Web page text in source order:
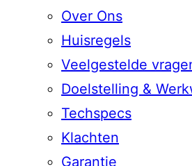
Over Ons
Huisregels
Veelgestelde
Doelstelling &
Techspecs
Klachten
Garantie